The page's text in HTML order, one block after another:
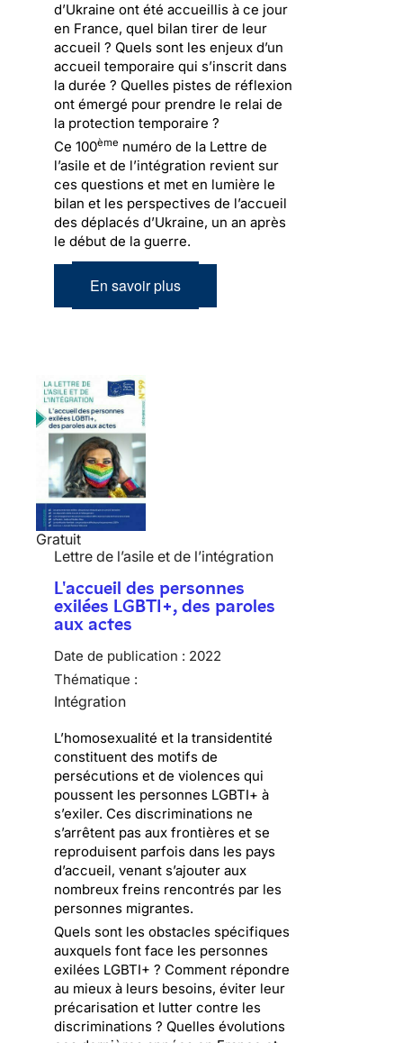
d’Ukraine ont été accueillis à ce jour
en France, quel bilan tirer de leur
accueil ? Quels sont les enjeux d’un
accueil temporaire qui s’inscrit dans
la durée ? Quelles pistes de réflexion
ont émergé pour prendre le relai de
la protection temporaire ?
Ce 100ème numéro de la Lettre de
l’asile et de l’intégration revient sur
ces questions et met en lumière le
bilan et les perspectives de l’accueil
des déplacés d’Ukraine, un an après
le début de la guerre.
En savoir plus
Gratuit
Lettre de l’asile et de l’intégration
L'accueil des personnes
exilées LGBTI+, des paroles
aux actes
Date de publication : 2022
Thématique :
Intégration
L’homosexualité et la transidentité
constituent des motifs de
persécutions et de violences qui
poussent les personnes LGBTI+ à
s’exiler. Ces discriminations ne
s’arrêtent pas aux frontières et se
reproduisent parfois dans les pays
d’accueil, venant s’ajouter aux
nombreux freins rencontrés par les
personnes migrantes.
Quels sont les obstacles spécifiques
auxquels font face les personnes
exilées LGBTI+ ? Comment répondre
au mieux à leurs besoins, éviter leur
précarisation et lutter contre les
discriminations ? Quelles évolutions